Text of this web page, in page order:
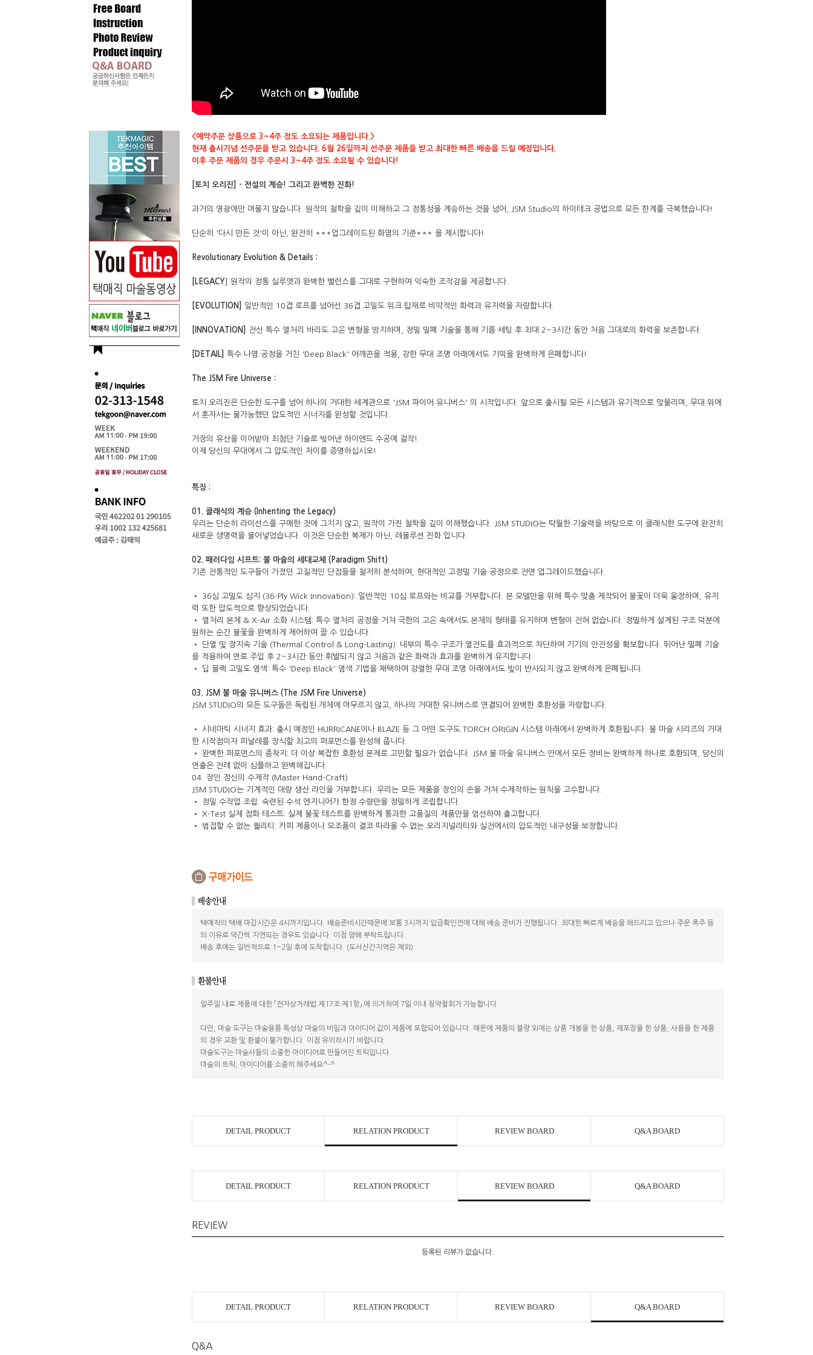
<예약주문 상품으로 3~4주 정도 소요되는 제품입니다.>
현재 출시기념 선주문을 받고 있습니다. 6월 26일까지 선주문 제품을 받고 최대한 빠른 배송을 드릴 예정입니다.
이후 주문 제품의 경우 주문시 3~4주 정도 소요될 수 있습니다!
[토치 오리진] - 전설의 계승! 그리고 완벽한 진화!
과거의 영광에만 머물지 않습니다. 원작의 철학을 깊이 이해하고 그 정통성을 계승하는 것을 넘어, JSM Studio의 하이테크 공법으로 모든 한계를 극복했습니다!
단순히 '다시 만든 것'이 아닌, 완전히 ***업그레이드된 화염의 기준*** 을 제시합니다!
Revolutionary Evolution & Details :
[LEGACY] 원작의 정통 실루엣과 완벽한 밸런스를 그대로 구현하여 익숙한 조작감을 제공합니다.
[EVOLUTION] 일반적인 10겹 로프를 넘어선 36겹 고밀도 위크 탑재로 비약적인 화력과 유지력을 자랑합니다.
[INNOVATION] 전신 특수 열처리 바리도 고온 변형을 방지하며, 정밀 밀폐 기술을 통해 기름 세팅 후 최대 2~3시간 동안 처음 그대로의 화력을 보존합니다.
[DETAIL] 특수 나염 공정을 거친 'Deep Black' 어깨끈을 적용, 강한 무대 조명 아래에서도 기믹을 완벽하게 은폐합니다!
The JSM Fire Universe :
토치 오리진은 단순한 도구를 넘어 하나의 거대한 세계관으로 'JSM 파이어 유니버스' 의 시작입니다. 앞으로 출시될 모든 시스템과 유기적으로 맞물리며, 무대 위에
서 혼자서는 불가능했던 압도적인 시너지를 완성할 것입니다.
거장의 유산을 이어받아 최첨단 기술로 빚어낸 하이엔드 수공예 걸작!
이제 당신의 무대에서 그 압도적인 차이를 증명하십시오!
특징 :
01. 클래식의 계승 (Inheriting the Legacy)
우리는 단순히 라이선스를 구매한 것에 그치지 않고, 원작이 가진 철학을 깊이 이해했습니다. JSM STUDIO는 탁월한 기술력을 바탕으로 이 클래식한 도구에 완전히
새로운 생명력을 불어넣었습니다. 이것은 단순한 복제가 아닌, 레볼루션 진화 입니다.
02. 패러다임 시프트: 불 마술의 세대교체 (Paradigm Shift)
기존 전통적인 도구들이 가졌던 고질적인 단점들을 철저히 분석하여, 현대적인 고정밀 기술 공정으로 전면 업그레이드했습니다.
• 36심 고밀도 심지 (36-Ply Wick Innovation): 일반적인 10심 로프와는 비교를 거부합니다. 본 모델만을 위해 특수 맞춤 제작되어 불꽃이 더욱 웅장하며, 유지
력 또한 압도적으로 향상되었습니다.
• 열처리 본체 & X-Air 소화 시스템: 특수 열처리 공정을 거쳐 극한의 고온 속에서도 본체의 형태를 유지하며 변형이 전혀 없습니다. 정밀하게 설계된 구조 덕분에
원하는 순간 불꽃을 완벽하게 제어하여 끌 수 있습니다.
• 단열 및 장지속 기술 (Thermal Control & Long-Lasting): 내부의 특수 구조가 열전도를 효과적으로 차단하여 기기의 안전성을 확보합니다. 뛰어난 밀폐 기술
을 적용하여 연료 주입 후 2~3시간 동안 휘발되지 않고 처음과 같은 화력과 효과를 완벽하게 유지합니다.
• 딥 블랙 고밀도 염색: 특수 'Deep Black' 염색 기법을 채택하여 강렬한 무대 조명 아래에서도 빛이 반사되지 않고 완벽하게 은폐됩니다.
03. JSM 불 마술 유니버스 (The JSM Fire Universe)
JSM STUDIO의 모든 도구들은 독립된 개체에 머무르지 않고, 하나의 거대한 유니버스로 연결되어 완벽한 호환성을 자랑합니다.
• 시네마틱 시너지 효과: 출시 예정인 HURRICANE이나 BLAZE 등 그 어떤 도구도 TORCH ORIGIN 시스템 아래에서 완벽하게 호환됩니다. 불 마술 시리즈의 거대
한 시작점이자 피날레를 장식할 최고의 퍼포먼스를 완성해 줍니다.
• 완벽한 퍼포먼스의 종착지: 더 이상 복잡한 호환성 문제로 고민할 필요가 없습니다. JSM 불 마술 유니버스 안에서 모든 장비는 완벽하게 하나로 호환되며, 당신의
연출은 전례 없이 심플하고 완벽해집니다.
04. 장인 정신의 수제작 (Master Hand-Craft)
JSM STUDIO는 기계적인 대량 생산 라인을 거부합니다. 우리는 모든 제품을 장인의 손을 거쳐 수제작하는 원칙을 고수합니다.
• 정밀 수작업 조립: 숙련된 수석 엔지니어가 한정 수량만을 정밀하게 조립합니다.
• X-Test 실제 점화 테스트: 실제 불꽃 테스트를 완벽하게 통과한 고품질의 제품만을 엄선하여 출고합니다.
• 범접할 수 없는 퀄리티: 카피 제품이나 모조품이 결코 따라올 수 없는 오리지널리티와 실전에서의 압도적인 내구성을 보장합니다.
택매직의 택배 마감시간은 4시까지입니다. 배송준비시간때문에 보통 3시까지 입금확인껀에 대해 배송 준비가 진행됩니다. 최대한 빠르게 배송을 해드리고 있으나 주문 폭주 등
의 이유로 약간씩 지연되는 경우도 있습니다. 이점 양해 부탁드립니다.
배송 후에는 일반적으로 1~2일 후에 도착합니다. (도서산간지역은 제외)
일주일 내로 제품에 대한 「전자상거래법 제17조 제1항」 에 의거하여 7일 이내 청약철회가 가능합니다.
다만, 마술 도구는 마술용품 특성상 마술의 비밀과 아이디어 값이 제품에 포함되어 있습니다. 때문에 제품의 불량 외에는 상품 개봉을 한 상품, 재포장을 한 상품, 사용을 한 제품
의 경우 교환 및 환불이 불가합니다. 이점 유의하시기 바랍니다.
마술도구는 마술사들의 소중한 아이디어로 만들어진 트릭입니다.
마술의 트릭, 아이디어를 소중히 해주세요^-^
DETAIL PRODUCT RELATION PRODUCT REVIEW BOARD Q&A BOARD
DETAIL PRODUCT RELATION PRODUCT REVIEW BOARD Q&A BOARD
REVIEW
등록된 리뷰가 없습니다.
DETAIL PRODUCT RELATION PRODUCT REVIEW BOARD Q&A BOARD
Q&A